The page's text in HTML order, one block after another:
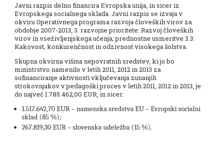
Javni razpis delno financira Evropska unija, in sicer iz
Evropskega socialnega sklada. Javni razpis se izvaja v
okviru Operativnega programa razvoja človeških virov za
obdobje 2007-2013, 3. razvojne prioritete: Razvoj človeških
virov in vseživljenjskega učenja; prednostne usmeritve 3.3:
Kakovost, konkurenčnost in odzivnost visokega šolstva.
Skupna okvirna višina nepovratnih sredstev, ki jo bo
ministrstvo namenilo v letih 2011, 2012 in 2013 za
sofinanciranje aktivnosti vključevanja zunanjih
strokovnjakov v pedagoški proces v letih 2011, 2012 in 2013, je
do največ 1.785.462,00 EUR, in sicer:
1.517.642,70 EUR – namenska sredstva EU – Evropski socialni
sklad (85 %);
267.819,30 EUR – slovenska udeležba (15 %).